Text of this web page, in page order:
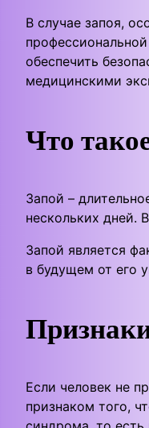
В случае запоя,
обеспечить
медицинскими
Что
Запой –
нескольких дней.
Запой является
в будущем от его
Если человек не
признаком того,